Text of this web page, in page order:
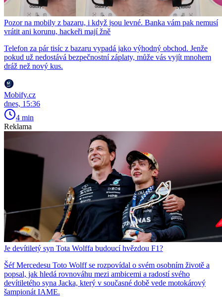
Pozor na mobily z bazaru, i když jsou levné. Banka vám pak nemusí
vrátit ani korunu, hackeři mají žně
Telefon za pár tisíc z bazaru vypadá jako výhodný obchod. Jenže
pokud už nedostává bezpečnostní záplaty, může vás vyjít mnohem
dráž než nový kus.
Mobify.cz
dnes, 15:36
4 min
Reklama
Je devítiletý syn Tota Wolffa budoucí hvězdou F1?
Šéf Mercedesu Toto Wolff se rozpovídal o svém osobním životě a
popsal, jak hledá rovnováhu mezi ambicemi a radostí svého
devítiletého syna Jacka, který v současné době vede motokárový
šampionát IAME.